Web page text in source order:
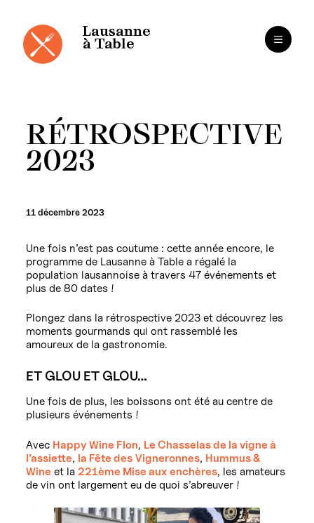
contenu
Lausanne
à Table
RÉTROSPECTIVE
2023
11 décembre 2023
Une fois n’est pas coutume : cette année encore, le
programme de Lausanne à Table a régalé la
population lausannoise à travers 47 événements et
plus de 80 dates !
Plongez dans la rétrospective 2023 et découvrez les
moments gourmands qui ont rassemblé les
amoureux de la gastronomie.
ET GLOU ET GLOU…
Une fois de plus, les boissons ont été au centre de
plusieurs événements !
Avec Happy Wine Flon, Le Chasselas de la vigne à
l’assiette, la Fête des Vigneronnes, Hummus &
Wine et la 221ème Mise aux enchères, les amateurs
de vin ont largement eu de quoi s’abreuver !